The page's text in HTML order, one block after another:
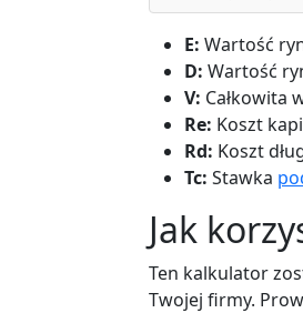
E: Wartość
D: Wartość
V: Całkowita
Re: Koszt
Rd: Koszt
Tc: Stawka
Jak
Ten kalkulator
Twojej firmy.